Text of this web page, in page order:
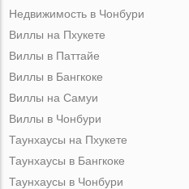
Недвижимость в Чонбури
Виллы на Пхукете
Виллы в Паттайе
Виллы в Бангкоке
Виллы на Самуи
Виллы в Чонбури
Таунхаусы на Пхукете
Таунхаусы в Бангкоке
Таунхаусы в Чонбури